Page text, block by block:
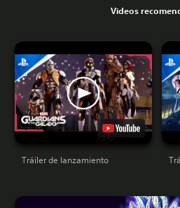
Videos
Tráiler de lanzamiento